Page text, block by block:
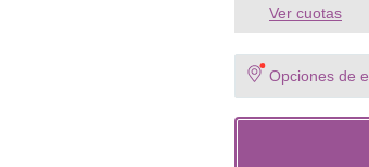
presión.
- Conexión
Interior), la
- Máxima
acero inoxidable,
Ver cuotas
Opciones de